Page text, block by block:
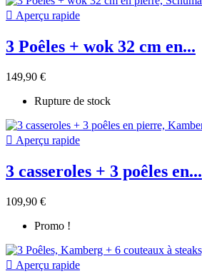
 Aperçu rapide
3 Poêles + wok 32 cm en...
149,90 €
Rupture de stock
 Aperçu rapide
3 casseroles + 3 poêles en...
109,90 €
Promo !
 Aperçu rapide